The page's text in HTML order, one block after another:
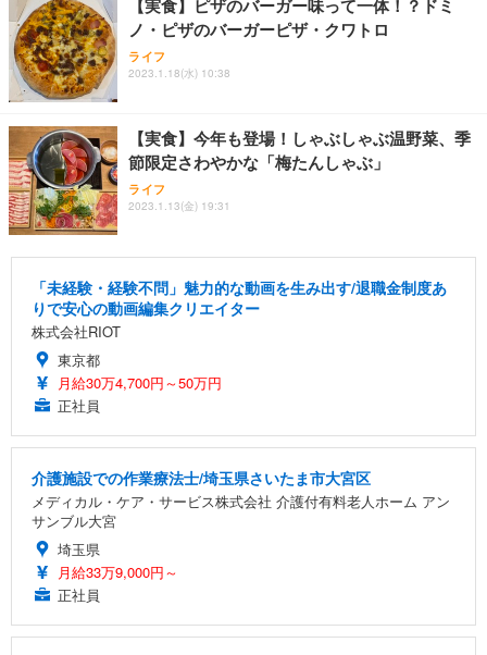
【実食】ピザのバーガー味って一体！？ドミ
ノ・ピザのバーガーピザ・クワトロ
ライフ
2023.1.18(水) 10:38
【実食】今年も登場！しゃぶしゃぶ温野菜、季
節限定さわやかな「梅たんしゃぶ」
ライフ
2023.1.13(金) 19:31
「未経験・経験不問」魅力的な動画を生み出す/退職金制度あ
りで安心の動画編集クリエイター
株式会社RIOT
東京都
月給30万4,700円～50万円
正社員
介護施設での作業療法士/埼玉県さいたま市大宮区
メディカル・ケア・サービス株式会社 介護付有料老人ホーム アン
サンブル大宮
埼玉県
月給33万9,000円～
正社員